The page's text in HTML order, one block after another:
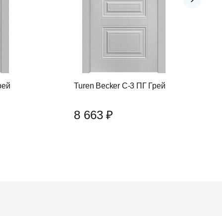
Turen Becker С-3 ПГ Грей
8 663 ₽